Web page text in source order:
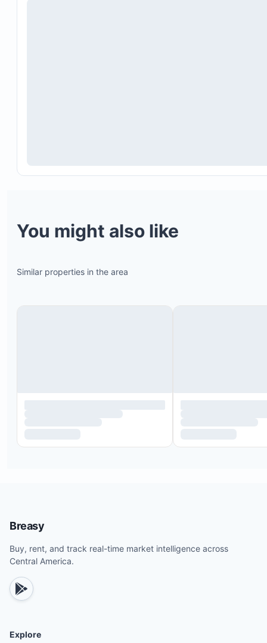
You might also like
Similar properties in the area
Breasy
Buy, rent, and track real-time market intelligence across
Central America.
Explore